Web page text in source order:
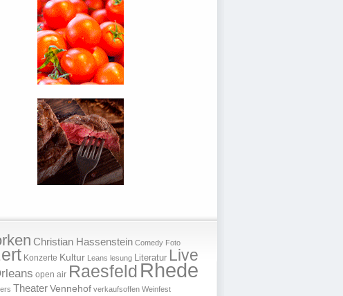
Christian Hassenstein Comedy Foto
Konzerte Kultur Leans lesung Literatur Live
open air Raesfeld Rhede
TheaterVennehof verkaufsoffen Weinfest